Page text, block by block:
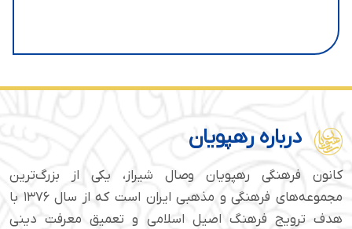
درباره رهپویان
کانون فرهنگی رهپویان وصال شیراز، یکی از بزرگ‌ترین
مجموعه‌های فرهنگی و مذهبی ایران است که از سال ۱۳۷۶ با
هدف ترویج فرهنگ اصیل اسلامی و تعمیق معرفت دینی